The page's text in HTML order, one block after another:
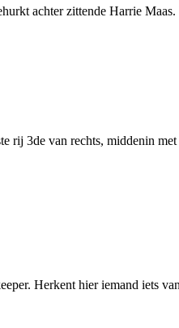
achter zittende Harrie
3de van rechts, middenin
Herkent hier iemand iets